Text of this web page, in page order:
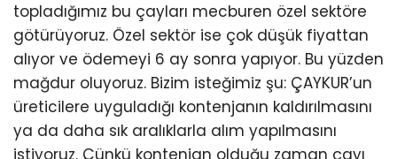
topladığımız bu çayları mecburen özel sektöre
götürüyoruz. Özel sektör ise çok düşük fiyattan
alıyor ve ödemeyi 6 ay sonra yapıyor. Bu yüzden
mağdur oluyoruz. Bizim isteğimiz şu: ÇAYKUR’un
üreticilere uyguladığı kontenjanın kaldırılmasını
ya da daha sık aralıklarla alım yapılmasını
istiyoruz. Çünkü kontenjan olduğu zaman çayı